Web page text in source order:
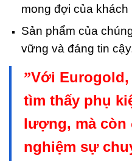
mong đợi của khách
Sản phẩm của
vững và đáng tin
”Với
tìm thấy phụ
lượng, mà còn
nghiệm sự